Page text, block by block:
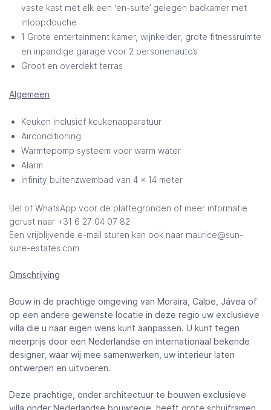
vaste kast met elk een ‘en-suite’ gelegen badkamer met
inloopdouche
1 Grote entertainment kamer, wijnkelder, grote fitnessruimte
en inpandige garage voor 2 personenauto’s
Groot en overdekt terras
Algemeen
Keuken inclusief keukenapparatuur
Airconditioning
Warmtepomp systeem voor warm water
Alarm
Infinity buitenzwembad van 4 x 14 meter
Bel of WhatsApp voor de plattegronden of meer informatie
gerust naar +31 6 27 04 07 82
Een vrijblijvende e-mail sturen kan ook naar maurice@sun-
sure-estates.com
Omschrijving
Bouw in de prachtige omgeving van Moraira, Calpe, Jávea of
op een andere gewenste locatie in deze regio uw exclusieve
villa die u naar eigen wens kunt aanpassen. U kunt tegen
meerprijs door een Nederlandse en internationaal bekende
designer, waar wij mee samenwerken, uw interieur laten
ontwerpen en uitvoeren.
Deze prachtige, onder architectuur te bouwen exclusieve
villa onder Nederlandse bouwregie, heeft grote schuiframen